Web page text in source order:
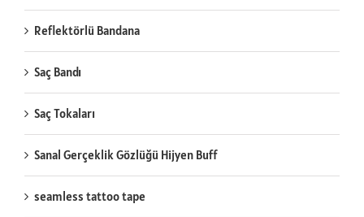
Reflektörlü Bandana
Saç Bandı
Saç Tokaları
Sanal Gerçeklik Gözlüğü Hijyen Buff
seamless tattoo tape